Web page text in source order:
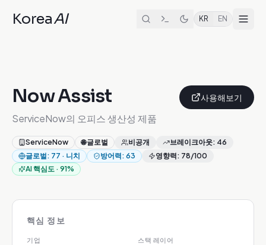
KoreaAI KR EN
Now Assist
ServiceNow의 오피스 생산성 제품
사용해보기
ServiceNow 🌐글로벌 비공개 브레이크아웃: 46
글로벌: 77 · 니치 방어력: 63 영향력: 78/100
AI 핵심도 · 91%
핵심 정보
기업 스택 레이어